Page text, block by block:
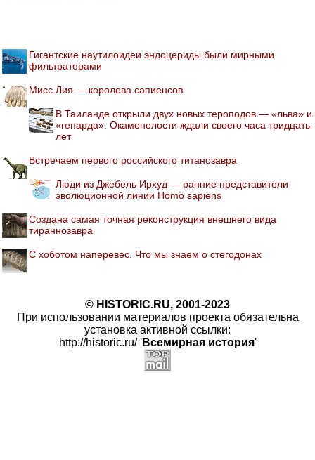
Гигантские наутилоидеи эндоцериды были мирными
фильтраторами
Мисс Лия — королева сапиенсов
В Таиланде открыли двух новых тероподов — «льва» и
«гепарда». Окаменелости ждали своего часа тридцать
лет
Встречаем первого российского титанозавра
Люди из Джебель Ирхуд — ранние представители
эволюционной линии Homo sapiens
Создана самая точная реконструкция внешнего вида
тираннозавра
С хоботом наперевес. Что мы знаем о стегодонах
© HISTORIC.RU, 2001-2023
При использовании материалов проекта обязательна
установка активной ссылки:
http://historic.ru/ 'Всемирная история'